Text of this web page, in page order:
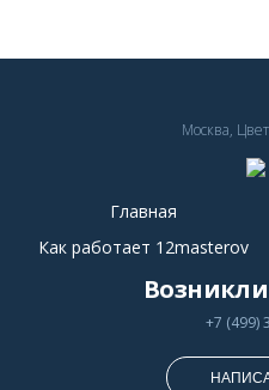
Москва,
Главная
Как работает 12masterov
+7 (499)